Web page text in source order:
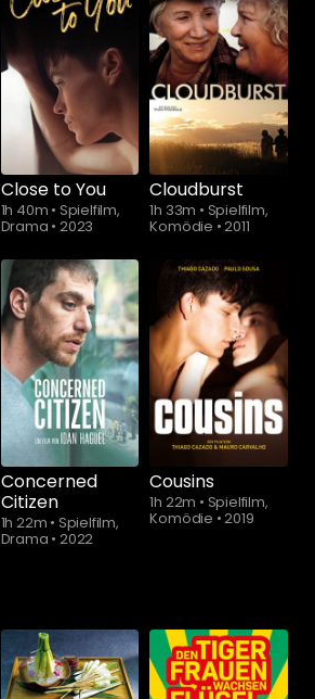
Schauen Sie
ab$5.90
Close to You
1h 40m • Spielfilm,
Drama • 2023
Cloudburst
1h 33m • Spielfilm,
Komödie •2011
Schauen Sie
ab$5.90
Concerned
Citizen
1h 22m • Spielfilm,
Drama • 2022
Cousins
1h 22m • Spielfilm,
Komödie •2019